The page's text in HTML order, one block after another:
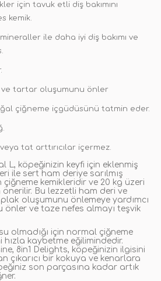
için tavuk etli diş bakımını
kemik.
ile daha iyi diş bakımı ve
ve tartar oluşumunu önler
çiğneme içgüdüsünü tatmin eder.
tat arttırıcılar içermez.
L, köpeğinizin keyfi için eklenmiş
ile sert ham deriye sarılmış
kemikleridir ve 20 kg üzeri
önerilir. Bu lezzetli ham deri ve
oluşumunu önlemeye yardımcı
ve taze nefes almayı teşvik
olmadığı için normal çiğneme
hızla kaybetme eğilimindedir.
8in1 Delights, köpeğinizin ilgisini
çıkarıcı bir kokuya ve kenarlara
son parçasına kadar artık